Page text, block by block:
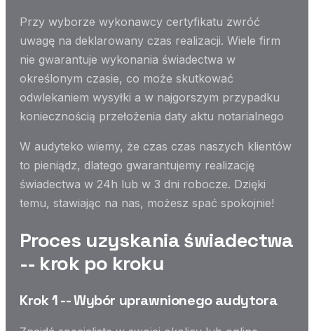
Przy wyborze wykonawcy certyfikatu zwróć
uwagę na deklarowany czas realizacji. Wiele firm
nie gwarantuje wykonania świadectwa w
określonym czasie, co może skutkować
odwlekaniem wysyłki a w najgorszym przypadku
koniecznością przełożenia daty aktu notarialnego
W audyteko wiemy, że czas czas naszych klientów
to pieniądz, dlatego gwarantujemy realizację
świadectwa w 24h lub w 3 dni robocze. Dzięki
temu, stawiając na nas, możesz spać spokojnie!
Proces uzyskania świadectwa
-- krok po kroku
Krok 1 -- Wybór uprawnionego audytora